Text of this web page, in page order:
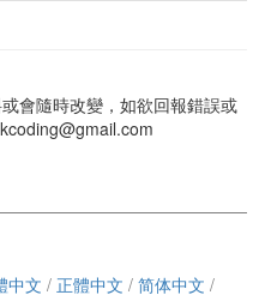
會隨時改變，如欲回報錯誤或
中文 / 正體中文 / 简体中文 /